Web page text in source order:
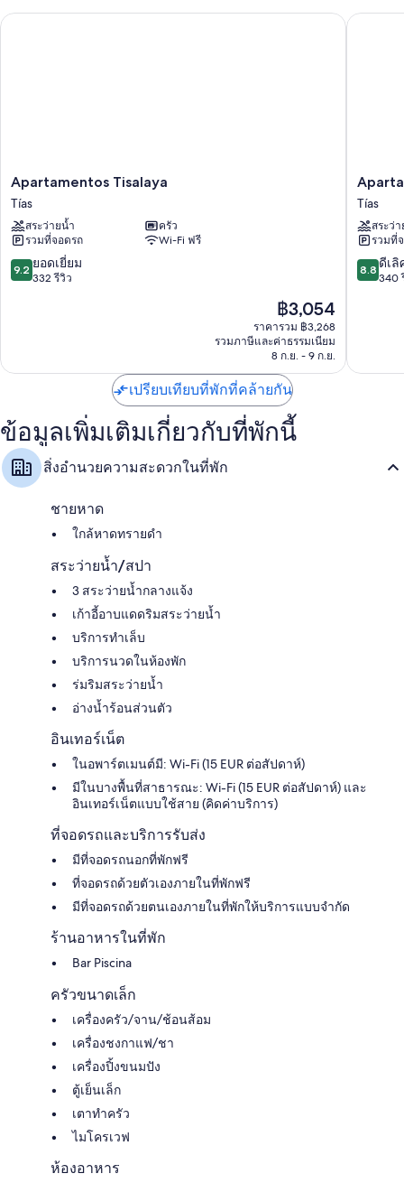
คุณจะพบกับสิทธิประโยชน์ต่างๆ เช่น
สิ่งอำนวยความสะดวกในห้องพัก
ห้องพักที่ตกแต่งพิเศษโดยเฉพาะทั้ง 132 ห้องขึ้นชื่อเรื่องความสะดวกสบาย
เช่น อ่างน้ำร้อนส่วนตัว รวมถึงสิ่งอำนวยความสะดวกอย่าง ตู้นิรภัย และWi-
สิ่งอำนวยความสะดวกอื่นๆ ได้แก่
ห้องน้ำพร้อมฝักบัวในอ่างอาบน้ำและของใช้ในห้องน้ำฟรี
ระเบียงหรือนอกชานพร้อมเฟอร์นิเจอร์, ครัวขนาดเล็ก และตู้เย็นเล็ก
Apartamentos
Tisalaya
Tías
Apartamentos Tisalaya
Tías
สระว่ายน้ำ
ครัว
รวมที่จอดรถ
Wi-Fi ฟรี
9.2
จาก
9.2 ยอดเยี่ยม
332 รีวิว
ราคา
ปัจจุบัน
คือ
฿3,054
฿3,054
ราคารวม ฿3,268
รวมภาษีและค่าธรรมเนียม
8 ก.ย. - 9 ก.ย.
Apartamentos Tisalaya
Jable
Tías
Tías
สระว่
รวมที่
8.8
จาก
8.8 ดีเลิ
340
เปรียบเทียบที่พักที่คล้ายกัน
ข้อมูลเพิ่มเติมเกี่ยวกับที่พักนี้
สิ่งอำนวยความสะดวกในที่พัก
ชายหาด
ใกล้หาดทรายดำ
สระว่ายน้ำ/สปา
3 สระว่ายน้ำกลางแจ้ง
เก้าอี้อาบแดดริมสระว่ายน้ำ
บริการทำเล็บ
บริการนวดในห้องพัก
ร่มริมสระว่ายน้ำ
อ่างน้ำร้อนส่วนตัว
อินเทอร์เน็ต
ในอพาร์ตเมนต์มี: Wi-Fi (15 EUR ต่อสัปดาห์)
มีในบางพื้นที่สาธารณะ: Wi-Fi (15 EUR ต่อสัปดาห์) และ
อินเทอร์เน็ตแบบใช้สาย (คิดค่าบริการ)
ที่จอดรถและบริการรับส่ง
มีที่จอดรถนอกที่พักฟรี
ที่จอดรถด้วยตัวเองภายในที่พักฟรี
มีที่จอดรถด้วยตนเองภายในที่พักให้บริการแบบจำกัด
ร้านอาหารในที่พัก
Bar Piscina
ครัวขนาดเล็ก
เครื่องครัว/จาน/ช้อนส้อม
เครื่องชงกาแฟ/ชา
เครื่องปิ้งขนมปัง
ตู้เย็นเล็ก
เตาทำครัว
ไมโครเวฟ
ห้องอาหาร